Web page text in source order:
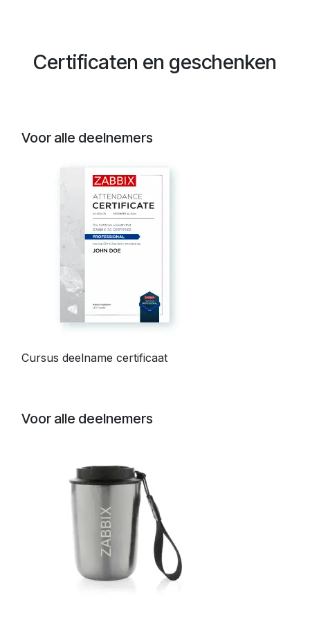
Certificaten en geschenken
Voor alle deelnemers
Cursus deelname certificaat
Voor alle deelnemers